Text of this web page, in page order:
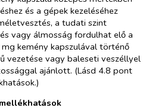
és a gépek kezeléséhez
a tudati szint
vagy álmosság fordulhat elő a
kemény kapszulával történő
vezetése vagy baleseti veszéllyel
ajánlott. (Lásd 4.8 pont